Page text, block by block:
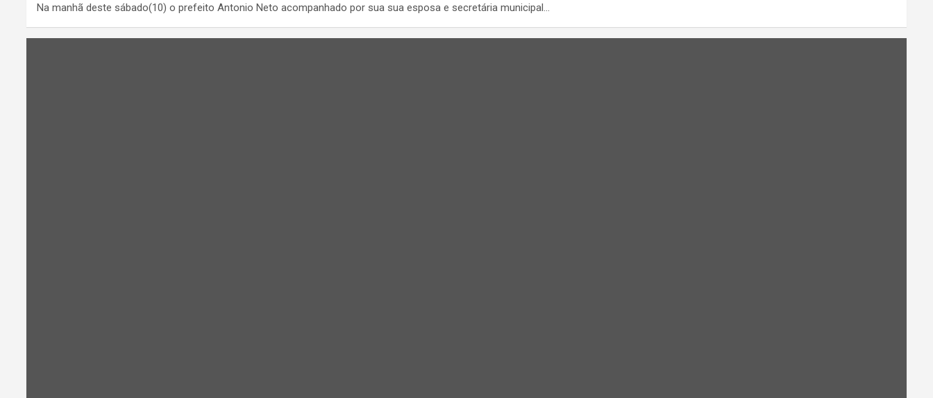
Na manhã deste sábado(10) o prefeito Antonio Neto acompanhado por sua sua esposa e secretária municipal…